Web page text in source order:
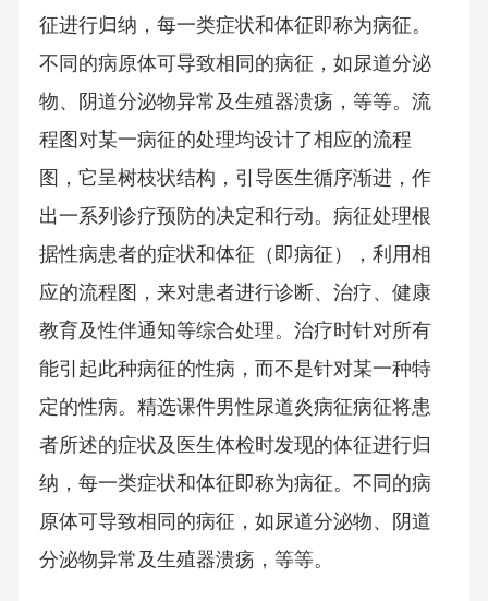
征进行归纳，每一类症状和体征即称为病征。
不同的病原体可导致相同的病征，如尿道分泌
物、阴道分泌物异常及生殖器溃疡，等等。流
程图对某一病征的处理均设计了相应的流程
图，它呈树枝状结构，引导医生循序渐进，作
出一系列诊疗预防的决定和行动。病征处理根
据性病患者的症状和体征（即病征），利用相
应的流程图，来对患者进行诊断、治疗、健康
教育及性伴通知等综合处理。治疗时针对所有
能引起此种病征的性病，而不是针对某一种特
定的性病。精选课件男性尿道炎病征病征将患
者所述的症状及医生体检时发现的体征进行归
纳，每一类症状和体征即称为病征。不同的病
原体可导致相同的病征，如尿道分泌物、阴道
分泌物异常及生殖器溃疡，等等。